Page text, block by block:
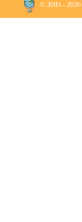
© 2003 - 2026